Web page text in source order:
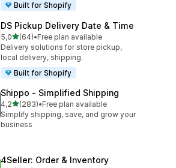
Built for Shopify
DS Pickup Delivery Date & Time
5,0av 5 stjerner
(64)
Totalt 64 omtaler
•Free plan available
Delivery solutions for store pickup,
local delivery, shipping.
Built for Shopify
Shippo ‑ Simplified Shipping
4,2av 5 stjerner
(283)
Totalt 283 omtaler
•Free plan available
Simplify shipping, save, and grow your
business
4Seller: Order & Inventory